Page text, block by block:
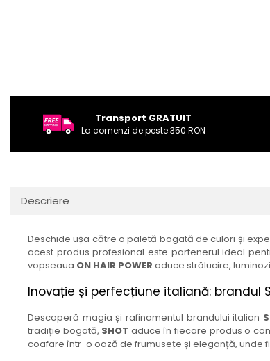
Transport GRATUIT
La comenzi de peste 350 RON
Descriere
Deschide ușa către o paletă bogată de culori și
acest produs profesional este partenerul ideal
vopseaua ON HAIR POWER aduce strălucire,
Inovație și perfecțiune italiană: brandul
Descoperă magia și rafinamentul brandului italian
tradiție bogată, SHOT aduce în fiecare produs o
coafare într-o oază de frumusețe și eleganță, unde